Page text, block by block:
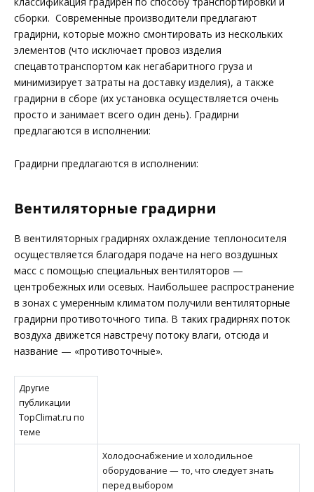
сборки. Современные производители предлагают
градирни, которые можно смонтировать из нескольких
элементов (что исключает провоз изделия
спецавтотранспортом как негабаритного груза и
минимизирует затраты на доставку изделия), а также
градирни в сборе (их установка осуществляется очень
просто и занимает всего один день). Градирни
предлагаются в исполнении:
Градирни предлагаются в исполнении:
Вентиляторные градирни
В вентиляторных градирнях охлаждение теплоносителя
осуществляется благодаря подаче на него воздушных
масс с помощью специальных вентиляторов —
центробежных или осевых. Наибольшее распространение
в зонах с умеренным климатом получили вентиляторные
градирни противоточного типа. В таких градирнях поток
воздуха движется навстречу потоку влаги, отсюда и
название — «противоточные».
Другие
публикации
TopClimat.ru по
теме
Холодоснабжение и холодильное
оборудование — то, что следует знать
перед выбором